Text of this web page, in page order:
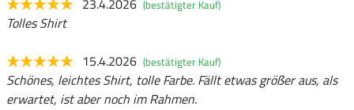
23.4.2026 (bestätigter Kauf)
Tolles Shirt
15.4.2026 (bestätigter Kauf)
Schönes, leichtes Shirt, tolle Farbe. Fällt etwas größer aus, als
erwartet, ist aber noch im Rahmen.